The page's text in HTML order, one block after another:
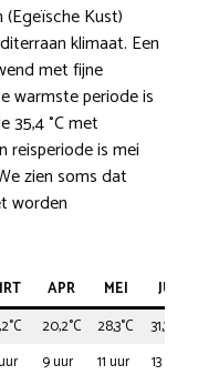
Kust)
klimaat. Een
met fijne
warmste periode is
35,4 °C met
reisperiode is mei
zien soms dat
worden
APR MEI
JUN
20,2°C 28,3°C
31,3°C
9 uur 11 uur
13 uur